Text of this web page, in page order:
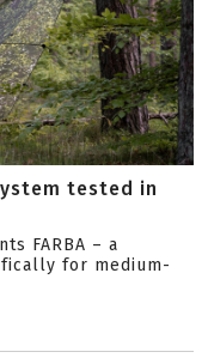
tested in
FARBA – a
for medium-